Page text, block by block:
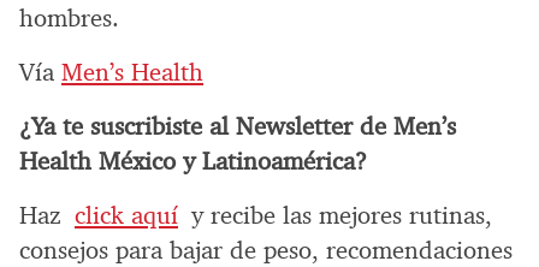
hombres.
Vía Men’s Health
¿Ya te suscribiste al Newsletter de Men’s
Health México y Latinoamérica?
Haz click aquí y recibe las mejores rutinas,
consejos para bajar de peso, recomendaciones